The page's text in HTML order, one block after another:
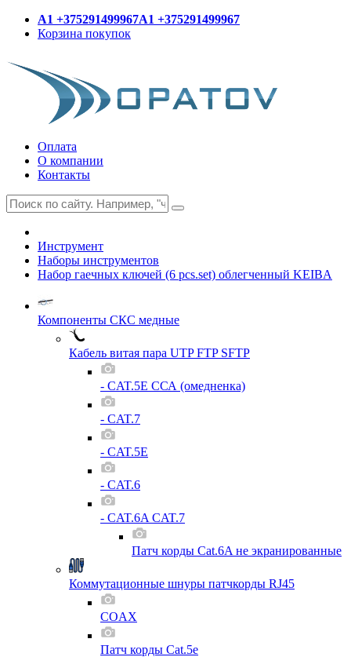
A1 +375291499967A1 +375291499967
Корзина покупок
Оплата
О компании
Контакты
Инструмент
Наборы инструментов
Набор гаечных ключей (6 pcs.set) облегченный KEIBA
Компоненты СКС медные
Кабель витая пара UTP FTP SFTP
- CAT.5E ССА (омедненка)
- CAT.7
- CAT.5E
- CAT.6
- CAT.6A CAT.7
Патч корды Cat.6A не экранированные
Коммутационные шнуры патчкорды RJ45
COAX
Патч корды Cat.5e